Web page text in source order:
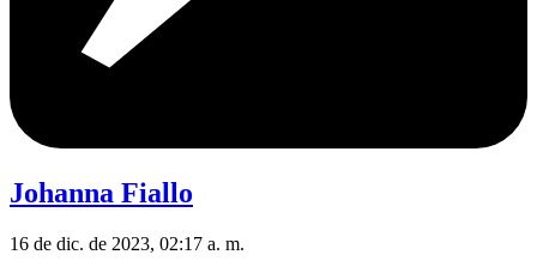
Johanna Fiallo
16 de dic. de 2023, 02:17 a. m.